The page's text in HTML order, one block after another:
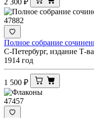
47882
Полное собрание
С-Петербург, издание Т-
1914 год
1 500 ₽
47457